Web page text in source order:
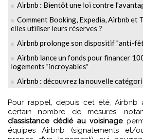
Airbnb : Bientôt une loi contre
Comment Booking, Expedia, Airbnb et
elles utiliser leurs réserves ?
Airbnb prolonge son dispositif "anti-
Airbnb lance un fonds pour financer
logements "incroyables"
Airbnb : découvrez la nouvelle
Pour rappel, depuis cet été, Airbnb a mis en place un
certain nombre de mesures,
d’assistance dédié au voisinage
équipes Airbnb (signalements et/